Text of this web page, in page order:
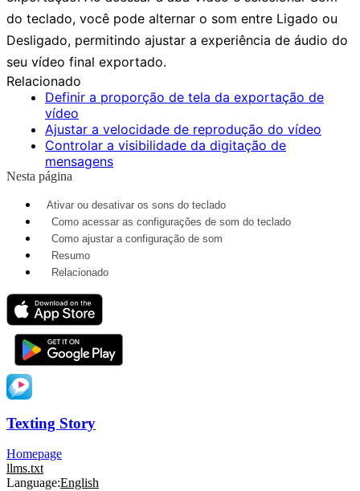
do teclado, você pode alternar o som entre Ligado ou
Desligado, permitindo ajustar a experiência de áudio do
seu vídeo final exportado.
Relacionado
Definir a proporção de tela da exportação de
vídeo
Ajustar a velocidade de reprodução do vídeo
Controlar a visibilidade da digitação de
mensagens
Nesta página
Ativar ou desativar os sons do teclado
Como acessar as configurações de som do teclado
Como ajustar a configuração de som
Resumo
Relacionado
Texting Story
Homepage
llms.txt
Language:English